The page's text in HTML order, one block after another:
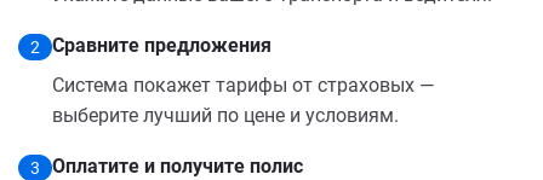
2
Сравните предложения
Система покажет тарифы от страховых —
выберите лучший по цене и условиям.
3
Оплатите и получите полис